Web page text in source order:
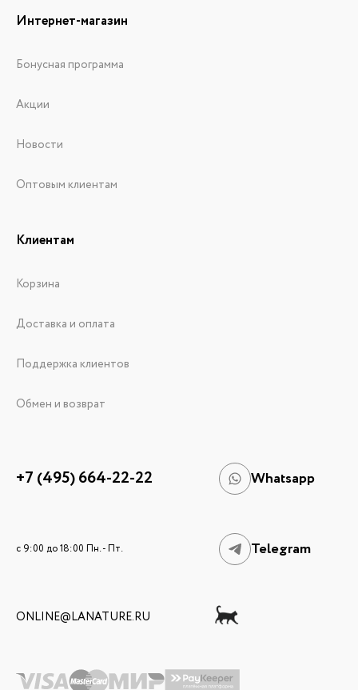
Интернет-магазин
Бонусная программа
Акции
Новости
Оптовым клиентам
Клиентам
Корзина
Доставка и оплата
Поддержка клиентов
Обмен и возврат
+7 (495) 664-22-22 Whatsapp
c 9:00 до 18:00 Пн. - Пт. Telegram
ONLINE@LANATURE.RU